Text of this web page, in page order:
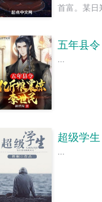
首富。某日
字大精品无
藏。...
五年县
...
超级学生
...